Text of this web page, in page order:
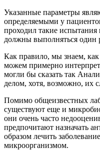
Указанные параметры
определяемыми у
проходил такие
должны выполняться один
Как правило, мы знаем, как
можем примерно
могли бы сказать так
делом, хотя, возможно, их
Помимо общеизвестных
существуют еще и
они очень часто
предпочитают назначать
образом лечить
микроорганизмом.